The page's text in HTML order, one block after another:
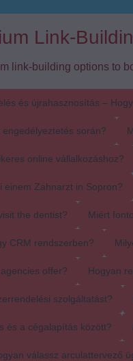
Link-
link-building options to
és újrahasznosítás –
során?
online vállalkozáshoz?
einem Zahnarzt in Sopron?
the dentist? Miért
CRM rendszerben?
offer? Hogyan
szolgáltatást?
és a cégalapítás között?
válassz arculattervező